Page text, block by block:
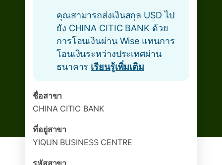
คุณสามารถส่งเงินสกุล USD ไป
ยัง CHINA CITIC BANK ด้วย
การโอนเงินผ่าน Wise แทนการ
โอนเงินระหว่างประเทศผ่าน
ธนาคาร เรียนรู้เพิ่มเติม
ชื่อสาขา
CHINA CITIC BANK
ที่อยู่สาขา
YIQUN BUSINESS CENTRE
รหัสสาขา